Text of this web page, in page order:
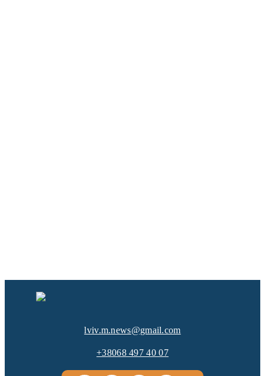
lviv.m.news@gmail.com
+38068 497 40 07